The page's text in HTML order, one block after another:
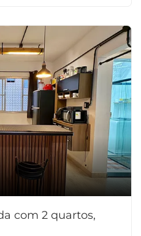
com 2 quartos,